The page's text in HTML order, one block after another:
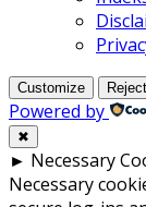
Customize
Powered by
✖
► Necessary
Necessary